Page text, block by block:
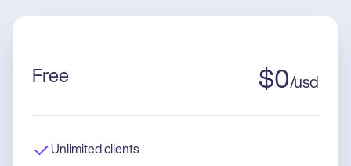
Free $0/usd
Unlimited clients